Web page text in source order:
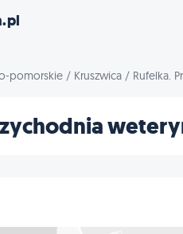
pomorskie / Kruszwica / Rufelka.